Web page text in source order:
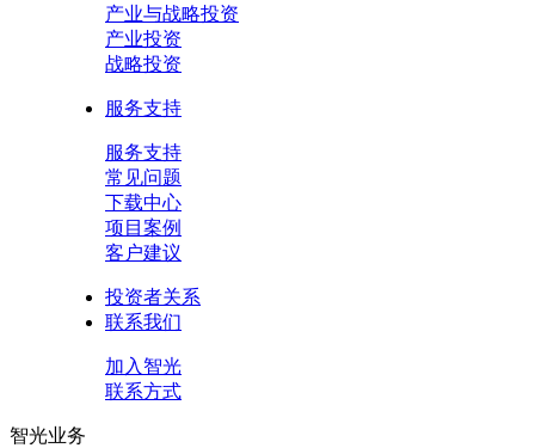
产业与战略投资
产业投资
战略投资
服务支持
服务支持
常见问题
下载中心
项目案例
客户建议
投资者关系
联系我们
加入智光
联系方式
智光业务